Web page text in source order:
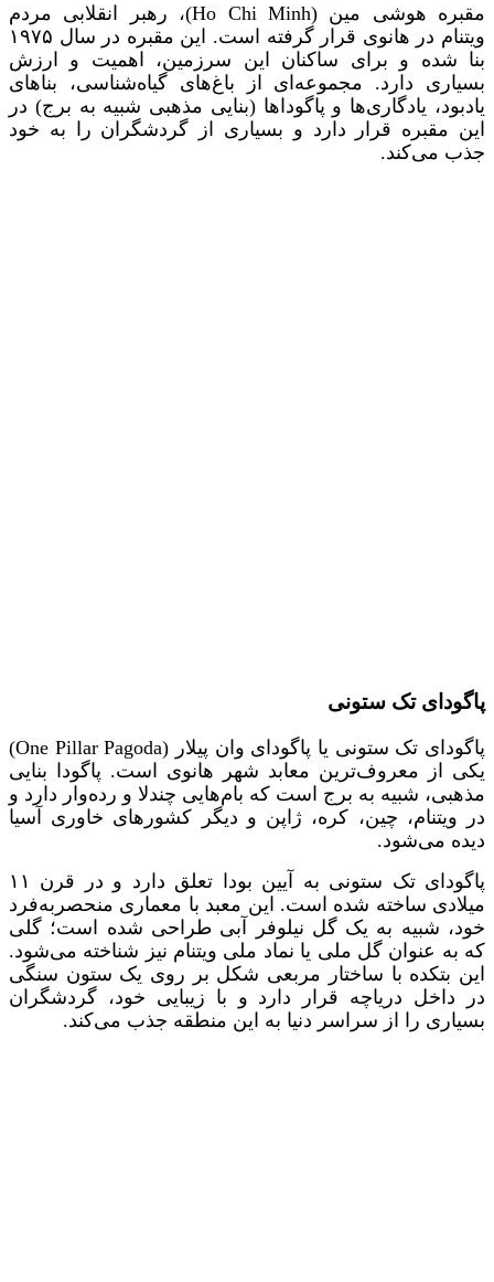
مقبره هوشی مین (Ho Chi Minh)، رهبر انقلابی مردم
ویتنام در هانوی قرار گرفته است. این مقبره در سال ۱۹۷۵
بنا شده و برای ساکنان این سرزمین، اهمیت و ارزش
بسیاری دارد. مجموعه‌ای از باغ‌های گیاه‌شناسی، بناهای
یادبود، یادگاری‌ها و پاگوداها (بنایی مذهبی شبیه به برج) در
این مقبره قرار دارد و بسیاری از گردشگران را به خود
جذب می‌کند.
پاگودای تک ستونی
پاگودای تک ستونی یا ﭘﺎﮔﻮﺩای وان ﭘﯿﻼر (One Pillar Pagoda)
یکی از معروف‌ترین معابد شهر هانوی است. پاگودا بنایی
مذهبی، شبیه به برج است که بام‌هایی چندلا و رده‌وار دارد و
در ویتنام، چین، کره، ژاپن و دیگر کشورهای خاوری آسیا
دیده می‌شود.
پاگودای تک ستونی به آیین بودا تعلق دارد و در قرن ۱۱
میلادی ساخته شده است. این معبد با معماری منحصر‌به‌فرد
خود، شبیه به یک گل نیلوفر آبی طراحی شده است؛ گلی
که به عنوان گل ملی یا نماد ملی ویتنام نیز شناخته می‌شود.
این بتکده با ساختار مربعی شکل بر روی یک ستون سنگی
در داخل دریاچه قرار دارد و با زیبایی خود، گردشگران
بسیاری را از سراسر دنیا به این منطقه جذب می‌کند.